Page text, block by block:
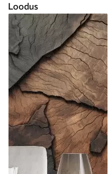
Loodus